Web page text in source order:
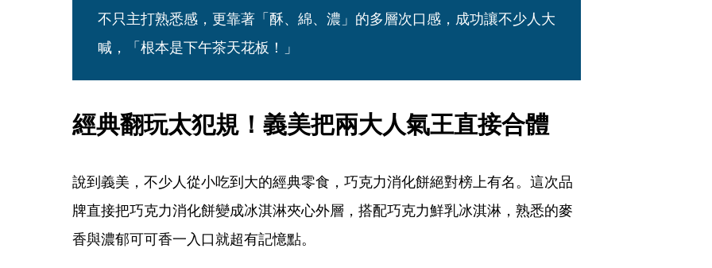
不只主打熟悉感，更靠著「酥、綿、濃」的多層次口感，成功讓不少人大
喊，「根本是下午茶天花板！」
經典翻玩太犯規！義美把兩大人氣王直接合體
說到義美，不少人從小吃到大的經典零食，巧克力消化餅絕對榜上有名。這次品
牌直接把巧克力消化餅變成冰淇淋夾心外層，搭配巧克力鮮乳冰淇淋，熟悉的麥
香與濃郁可可香一入口就超有記憶點。